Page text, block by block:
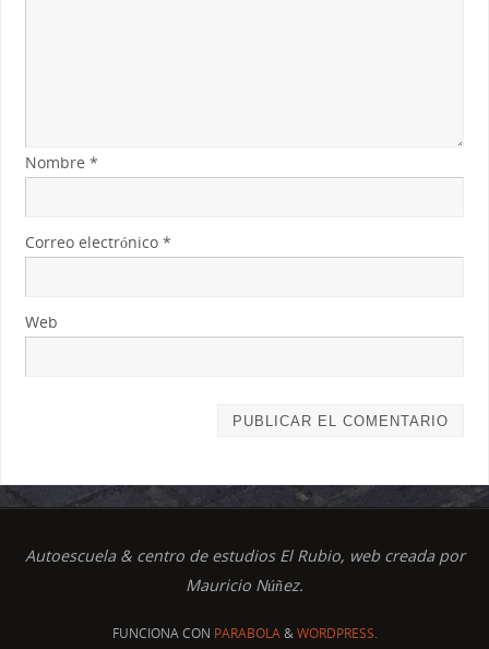
Nombre *
Correo electrónico *
Web
Autoescuela & centro de estudios El Rubio, web creada por
Mauricio Núñez.
FUNCIONA CON PARABOLA&WORDPRESS.